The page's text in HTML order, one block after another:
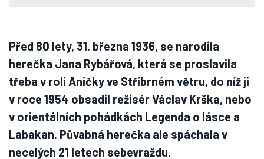
Před 80 lety, 31. března 1936, se narodila
herečka Jana Rybářová, která se proslavila
třeba v roli Aničky ve Stříbrném větru, do níž ji
v roce 1954 obsadil režisér Václav Krška, nebo
v orientálních pohádkách Legenda o lásce a
Labakan. Půvabná herečka ale spáchala v
necelých 21 letech sebevraždu.